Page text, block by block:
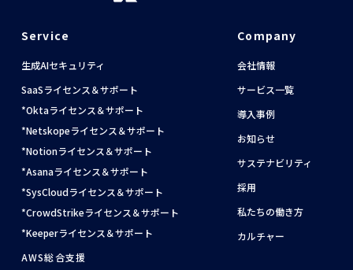
お知らせ
ブログ
お問い合わせ
資料請求
Service
生成AIセキュリティ
SaaSライセンス＆サポート
Oktaライセンス＆サポート
Netskopeライセンス＆サポート
Notionライセンス＆サポート
Asanaライセンス＆サポート
SysCloudライセンス＆サポート
CrowdStrikeライセンス＆サポート
Keeperライセンス＆サポート
AWS総合支援
Company
会社情報
サービス一覧
導入事例
お知らせ
サステナビリティ
採用
私たちの働き方
カルチャー